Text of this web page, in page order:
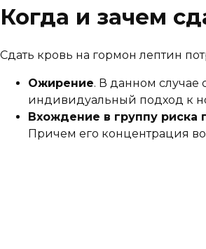
Когда и зачем
Сдать кровь на гормон лептин
Ожирение. В данном случае
индивидуальный подход к
Вхождение в группу риска
Причем его концентрация